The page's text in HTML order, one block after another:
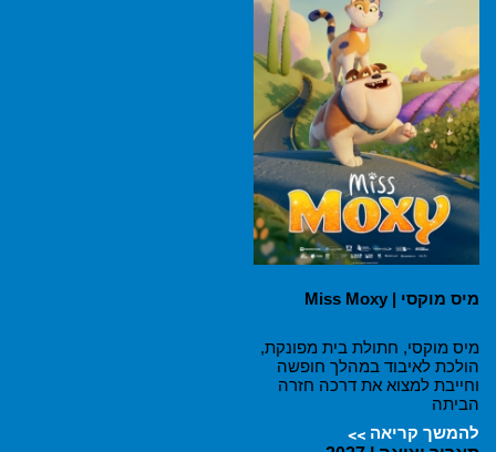
מיס מוקסי | Miss Moxy
מיס מוקסי, חתולת בית מפונקת,
הולכת לאיבוד במהלך חופשה
וחייבת למצוא את דרכה חזרה
הביתה
להמשך קריאה